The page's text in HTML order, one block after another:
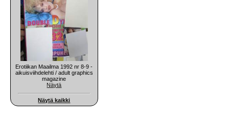
Erotiikan Maailma 1992 nr 8-9 -
aikuisviihdelehti / adult graphics
magazine
Näytä
Näytä kaikki